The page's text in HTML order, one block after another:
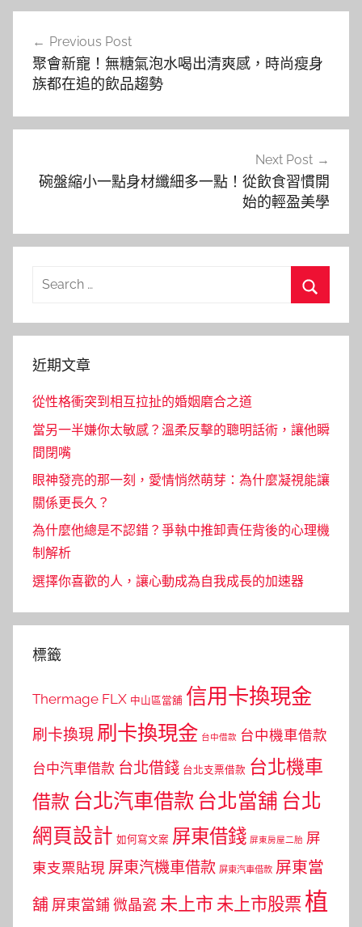
導
覽
Previous Post
聚會新寵！無糖氣泡水喝出清爽感，時尚瘦身
族都在追的飲品趨勢
Next Post
碗盤縮小一點身材纖細多一點！從飲食習慣開
始的輕盈美學
Search
近期文章
從性格衝突到相互拉扯的婚姻磨合之道
當另一半嫌你太敏感？溫柔反擊的聰明話術，讓他瞬
間閉嘴
眼神發亮的那一刻，愛情悄然萌芽：為什麼凝視能讓
關係更長久？
為什麼他總是不認錯？爭執中推卸責任背後的心理機
制解析
選擇你喜歡的人，讓心動成為自我成長的加速器
標籤
Thermage FLX 中山區當舖 信用卡換現金
刷卡換現 刷卡換現金 台中借款 台中機車借款
台中汽車借款 台北借錢 台北支票借款 台北機車
借款 台北汽車借款 台北當舖 台北
網頁設計 如何寫文案 屏東借錢 屏東房屋二胎 屏
東支票貼現 屏東汽機車借款 屏東汽車借款 屏東當
舖 屏東當鋪 微晶瓷 未上市 未上市股票植